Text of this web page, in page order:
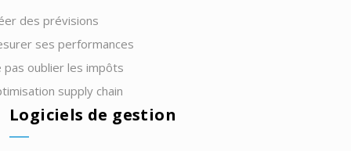
des prévisions
ses performances
pas oublier les impôts
supply chain
Logiciels de gestion